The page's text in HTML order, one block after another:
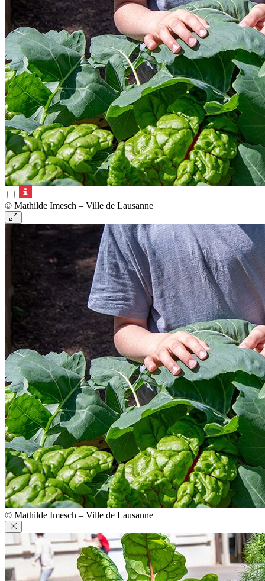
© Mathilde Imesch – Ville de Lausanne
© Mathilde Imesch – Ville de Lausanne